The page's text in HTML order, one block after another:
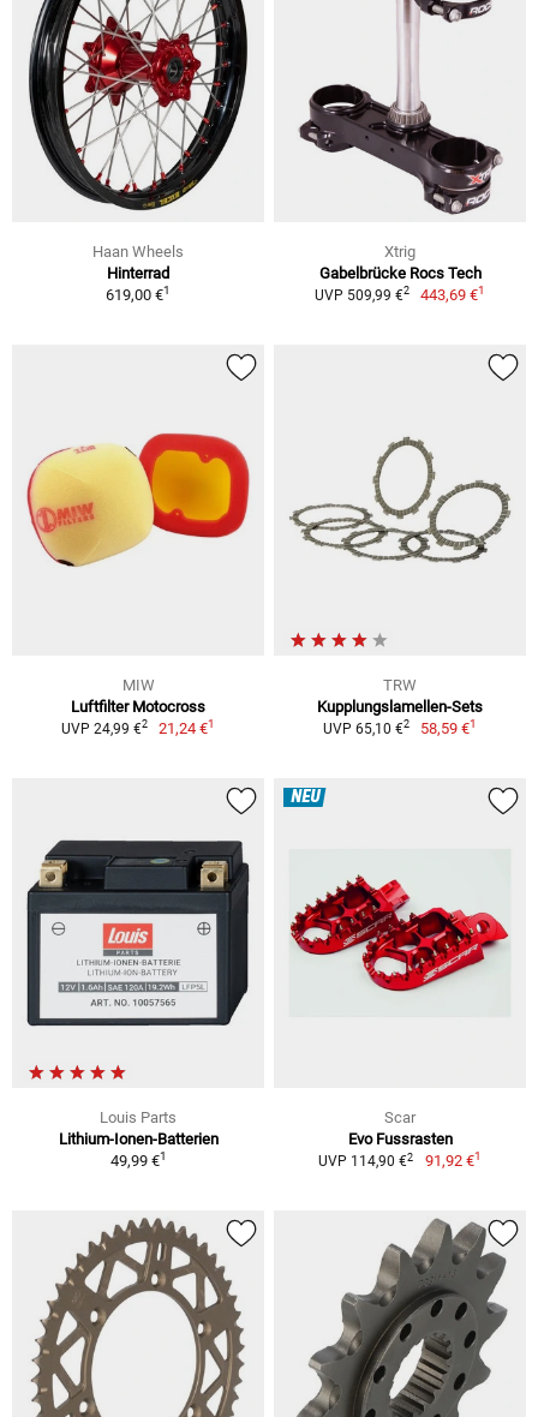
Haan Wheels
Hinterrad
619,00 €1
Xtrig
Gabelbrücke Rocs Tech
UVP 509,99 €2 443,69 €1
MIW
Luftfilter Motocross
UVP 24,99 €2 21,24 €1
TRW
Kupplungslamellen-Sets
UVP 65,10 €2 58,59 €1
Louis Parts
Lithium-Ionen-Batterien
49,99 €1
NEU
Scar
Evo Fussrasten
UVP 114,90 €2 91,92 €1